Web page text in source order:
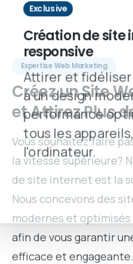
Exclusive
Création de site
responsive
Attirer et
à un design
performance
tous les
l'ordinateur.
Expertise Web Marketing
CréezunSite
etAttirezPlus
Vous souhaitez faire
la vitesse supérieure?
de site internet est la
Nous concevons des
modernes et
afin de vous garantir
efficace et engageante.